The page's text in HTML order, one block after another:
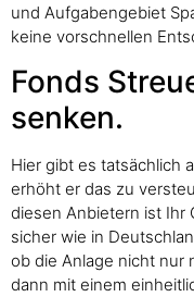
und Aufgabengebiet
keine vorschnellen
Fonds
senken.
Hier gibt es tatsächlich
erhöht er das zu
diesen Anbietern ist Ihr
sicher wie in
ob die Anlage nicht nur
dann mit einem